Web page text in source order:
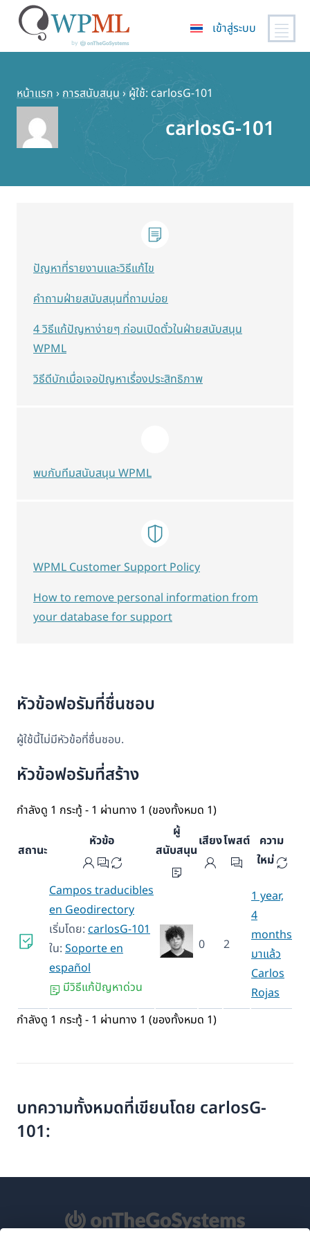
เนื้อหา
เข้าสู่ระบบ
หน้าแรก›การสนับสนุน› ผู้ใช้: carlosG-101
carlosG-101
หัวข้อฟอรัมที่ชื่นชอบ
ผู้ใช้นี้ไม่มีหัวข้อที่ชื่นชอบ.
หัวข้อฟอรัมที่สร้าง
กำลังดู 1 กระทู้ - 1 ผ่านทาง 1 (ของทั้งหมด 1)
สถานะ
หัวข้อ
ผู้
สนับสนุน
เสียงโพสต์
ความ
ใหม่
Campos traducibles
en Geodirectory
เริ่มโดย: carlosG-101
ใน: Soporte en
español
มีวิธีแก้ปัญหาด่วน
0 2
1 year,
4
months
มาแล้ว
Carlos
Rojas
กำลังดู 1 กระทู้ - 1 ผ่านทาง 1 (ของทั้งหมด 1)
บทความทั้งหมดที่เขียนโดย carlosG-
101:
ปัญหาที่รายงานและวิธีแก้ไข
คำถามฝ่ายสนับสนุนที่ถามบ่อย
4 วิธีแก้ปัญหาง่ายๆ ก่อนเปิดตั๋วในฝ่ายสนับสนุน
WPML
วิธีดีบักเมื่อเจอปัญหาเรื่องประสิทธิภาพ
พบกับทีมสนับสนุน WPML
WPML Customer Support Policy
How to remove personal information from
your database for support